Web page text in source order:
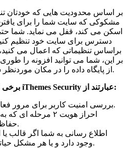
اسکن می کند، قفل می نماید. شما
دسترس برای سایت خود تنظیم
براساس تنظیماتی که اعمال می
بر این، شما می توانید افزونه را
از پایگاه داده را در مکان موردنظر شما خارج از سایت ذخیره کند.
برخی iThemes Security عبارتند از:
بررسی امنیت کاربر برای مرور فعالیت های شخصی کاربر.
احراز هویت ۲
حفاظتی دیگر اضافه می کند.
اطلاع رسانی به شما اگر قالب
وجود دارد و یا هر مشکل حیاتی که باید برطرف شود.